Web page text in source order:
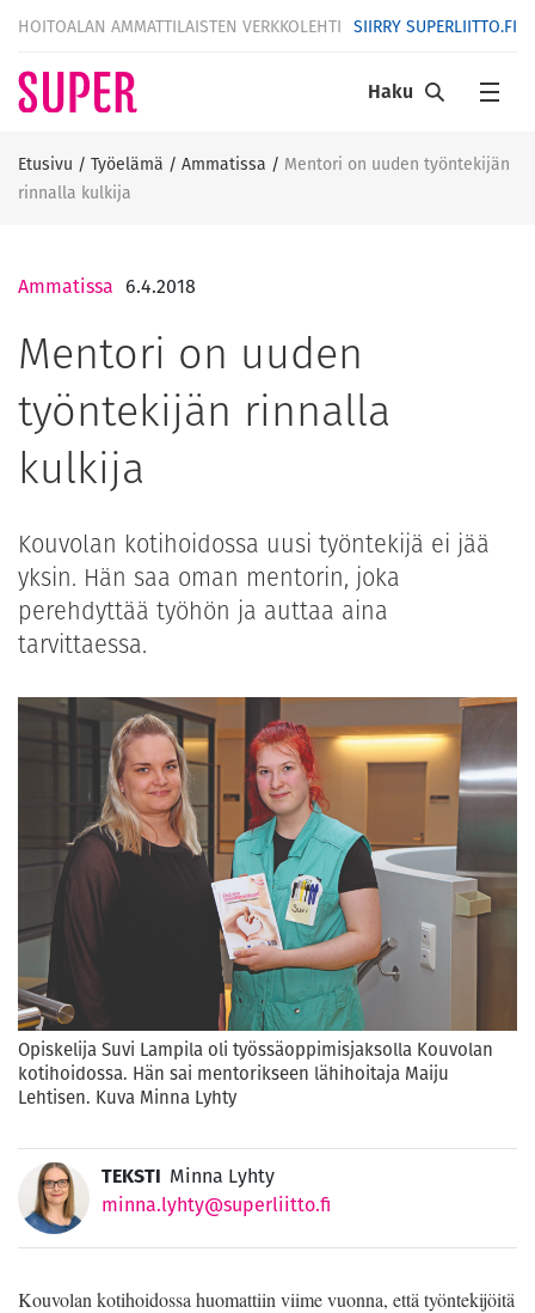
HOITOALAN AMMATTILAISTEN VERKKOLEHTI SIIRRY SUPERLIITTO.FI
Haku
Etusivu / Työelämä / Ammatissa / Mentori on uuden työntekijän
rinnalla kulkija
Ammatissa 6.4.2018
Mentori on uuden
työntekijän rinnalla
kulkija
Kouvolan kotihoidossa uusi työntekijä ei jää
yksin. Hän saa oman mentorin, joka
perehdyttää työhön ja auttaa aina
tarvittaessa.
Opiskelija Suvi Lampila oli työssäoppimisjaksolla Kouvolan
kotihoidossa. Hän sai mentorikseen lähihoitaja Maiju
Lehtisen. Kuva Minna Lyhty
TEKSTI Minna Lyhty
minna.lyhty@superliitto.fi
Kouvolan kotihoidossa huomattiin viime vuonna, että työntekijöitä